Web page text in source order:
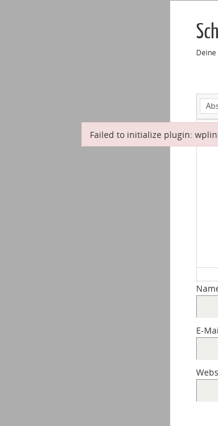
E-
Failed to initialize plugin:
Failed to initialize plugin: wplink